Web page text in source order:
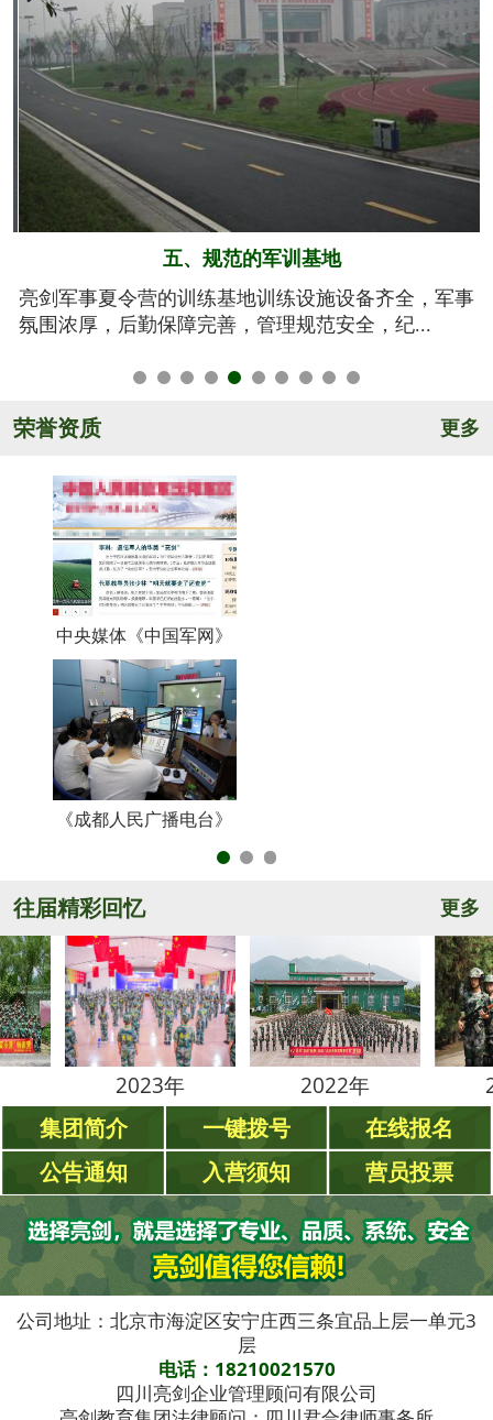
六、系统的安全保障
我们将安全视为生命，安全高于一切！从孩子训练期
间的衣、食、住、行全方位有效管控，由生活...
荣誉资质 更多
中央媒体《中国军网》
《成都人民广播电台》
往届精彩回忆 更多
2023年 2022年 2021年
集团简介 一键拨号
在线报名
公告通知
入营须知 营员投票
公司地址：北京市海淀区安宁庄西三条宜品上层一单元3
层
电话：18210021570
四川亮剑企业管理顾问有限公司